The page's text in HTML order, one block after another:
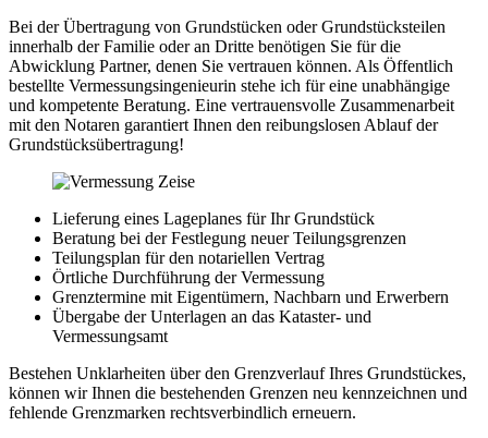
Bei der Übertragung von Grundstücken oder Grundstücksteilen
innerhalb der Familie oder an Dritte benötigen Sie für die
Abwicklung Partner, denen Sie vertrauen können. Als Öffentlich
bestellte Vermessungsingenieurin stehe ich für eine unabhängige
und kompetente Beratung. Eine vertrauensvolle Zusammenarbeit
mit den Notaren garantiert Ihnen den reibungslosen Ablauf der
Grundstücksübertragung!
Lieferung eines Lageplanes für Ihr Grundstück
Beratung bei der Festlegung neuer Teilungsgrenzen
Teilungsplan für den notariellen Vertrag
Örtliche Durchführung der Vermessung
Grenztermine mit Eigentümern, Nachbarn und Erwerbern
Übergabe der Unterlagen an das Kataster- und
Vermessungsamt
Bestehen Unklarheiten über den Grenzverlauf Ihres Grundstückes,
können wir Ihnen die bestehenden Grenzen neu kennzeichnen und
fehlende Grenzmarken rechtsverbindlich erneuern.